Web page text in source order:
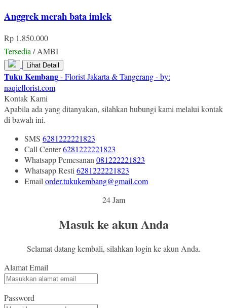
Anggrek merah bata imlek
Rp 1.850.000
Tersedia / AMBI
Lihat Detail
Tuku Kembang- Florist Jakarta & Tangerang - by:
naqieflorist.com
Kontak Kami
Apabila ada yang ditanyakan, silahkan hubungi kami melalui kontak
di bawah ini.
SMS 6281222221823
Call Center6281222221823
WhatsappPemesanan 081222221823
WhatsappResti 6281222221823
Email order.tukukembang@gmail.com
24 Jam
Masuk ke akun Anda
Selamat datang kembali, silahkan login ke akun Anda.
Alamat Email
Password